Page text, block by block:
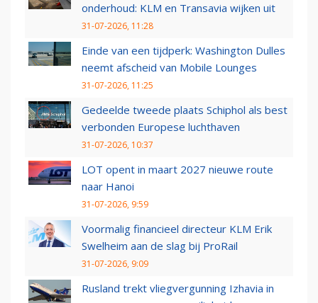
onderhoud: KLM en Transavia wijken uit
31-07-2026, 11:28
Einde van een tijdperk: Washington Dulles
neemt afscheid van Mobile Lounges
31-07-2026, 11:25
Gedeelde tweede plaats Schiphol als best
verbonden Europese luchthaven
31-07-2026, 10:37
LOT opent in maart 2027 nieuwe route
naar Hanoi
31-07-2026, 9:59
Voormalig financieel directeur KLM Erik
Swelheim aan de slag bij ProRail
31-07-2026, 9:09
Rusland trekt vliegvergunning Izhavia in